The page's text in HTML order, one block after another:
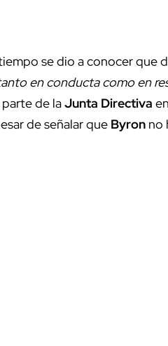
se dio a conocer que
en conducta como en
de laJunta Directiva
de señalar que Byron no